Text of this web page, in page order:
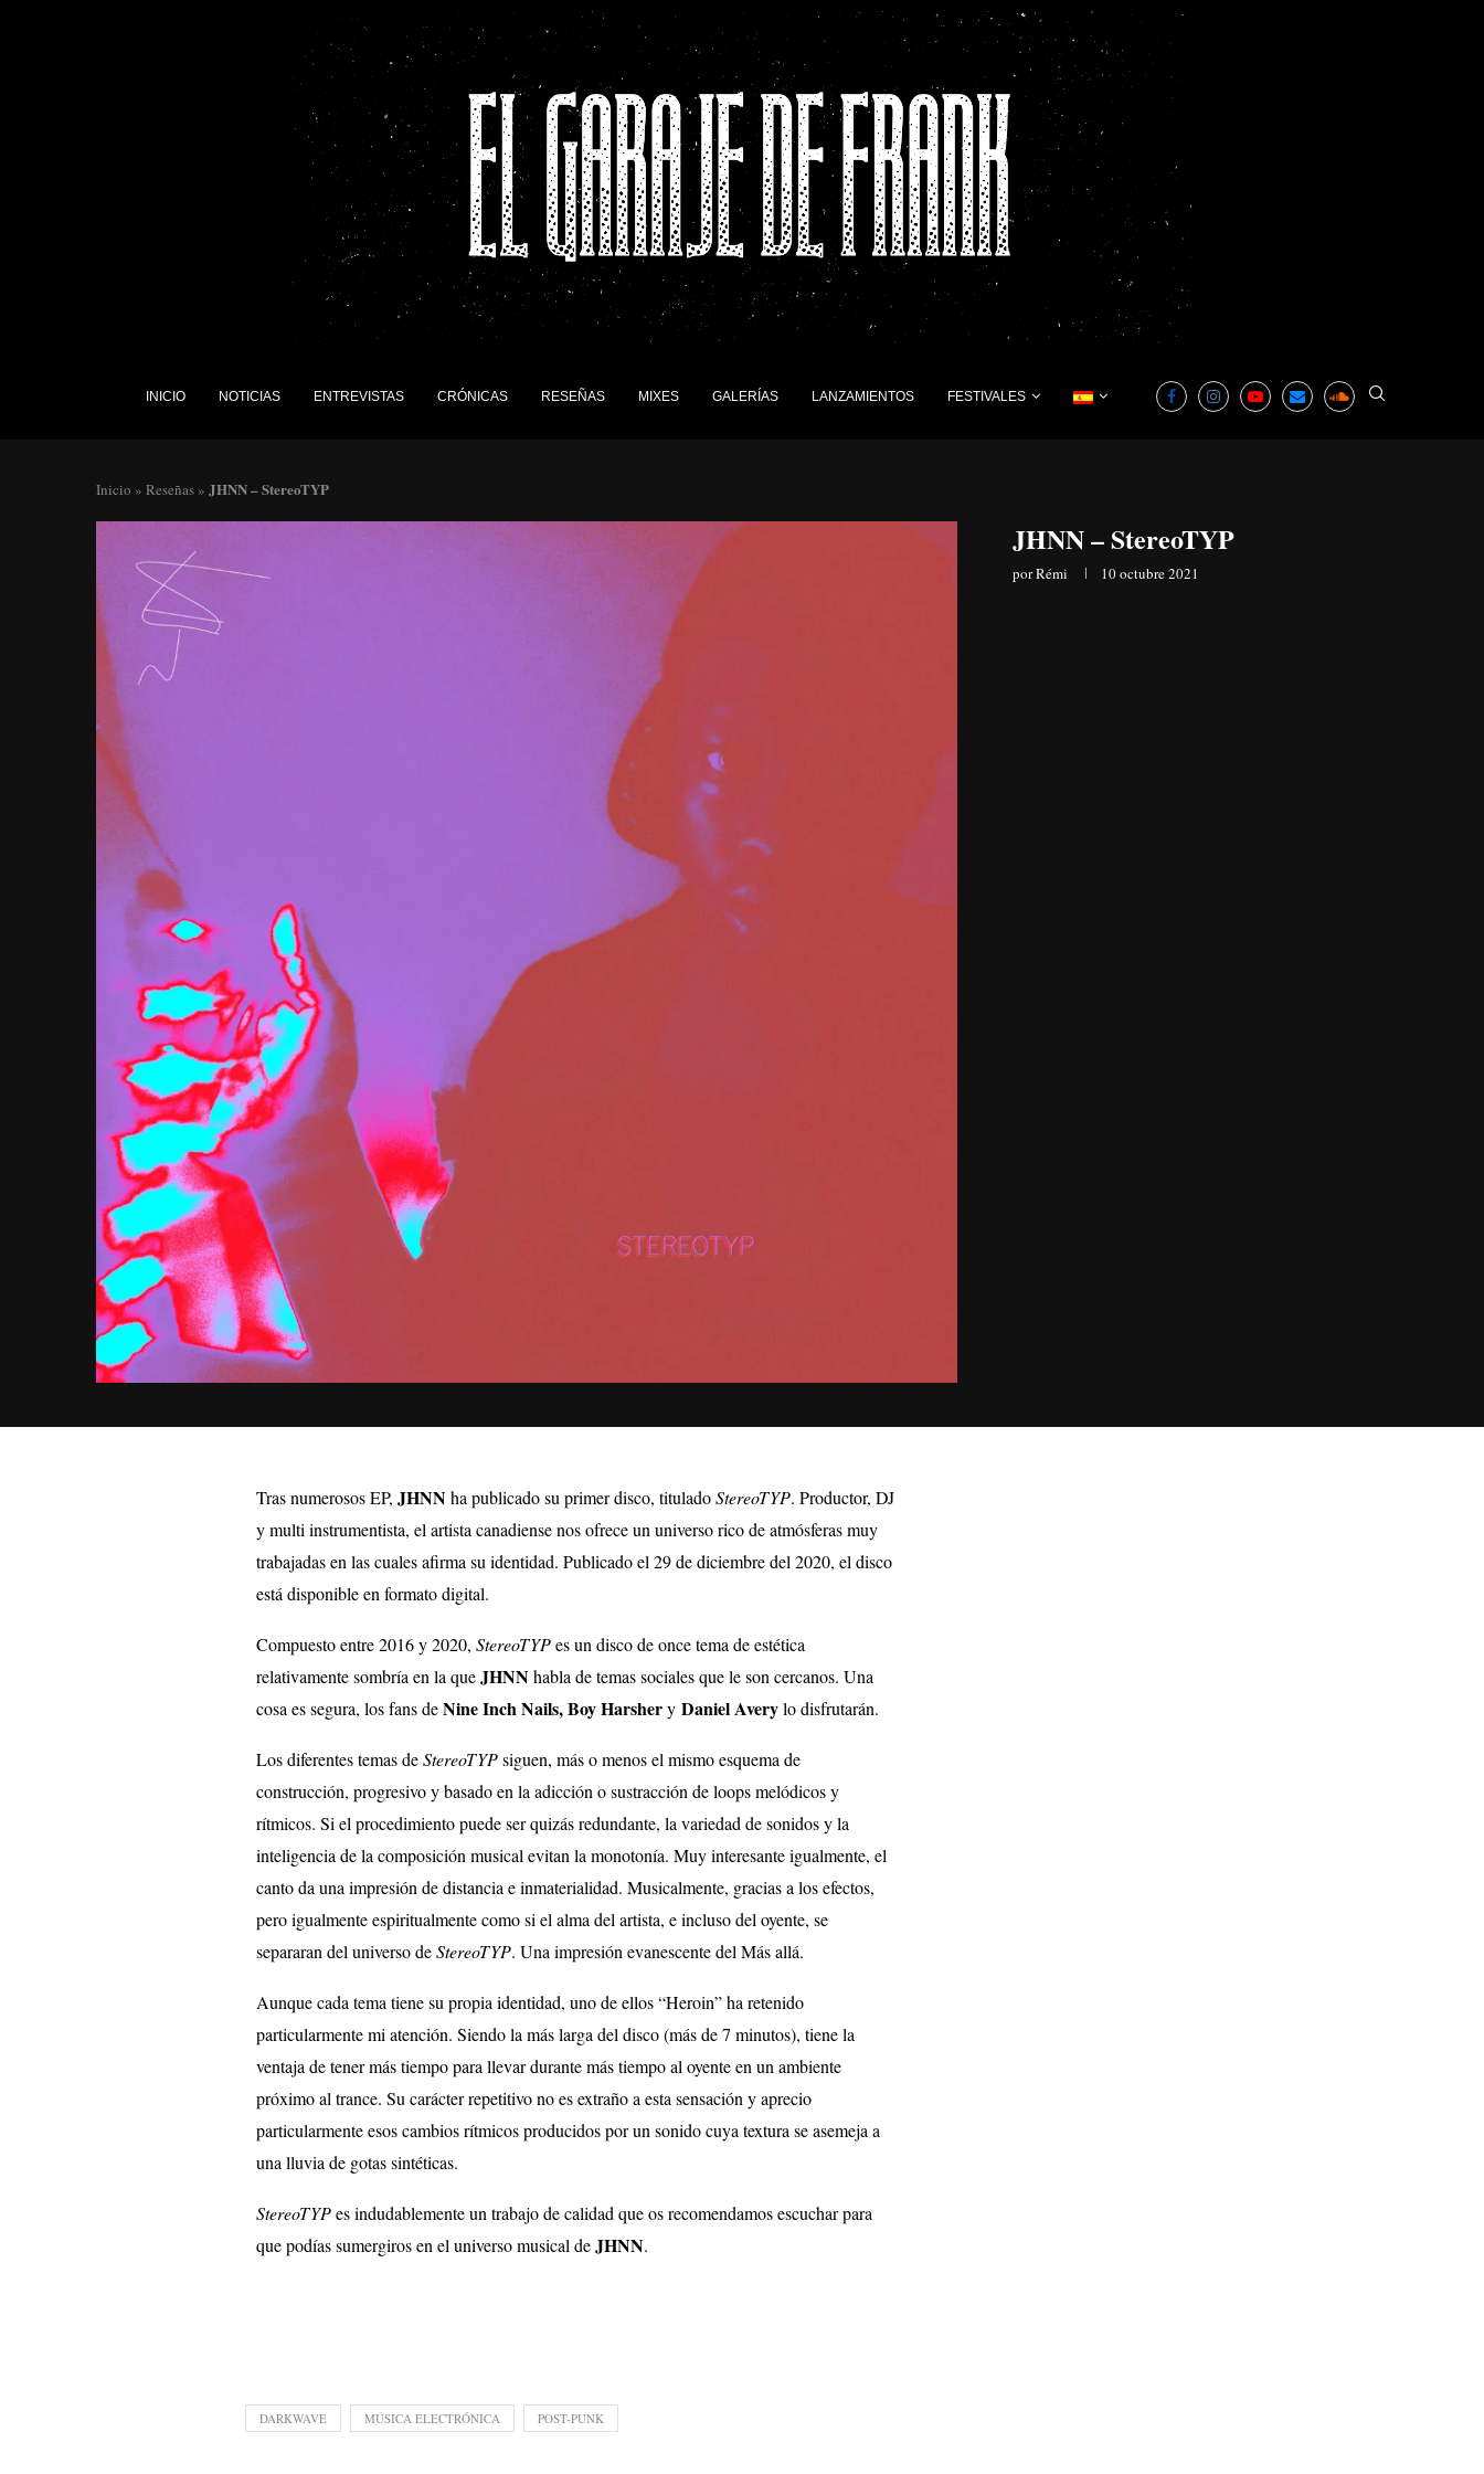
INICIO NOTICIAS ENTREVISTAS CRÓNICAS RESEÑAS MIXES GALERÍAS LANZAMIENTOS FESTIVALES
Inicio » Reseñas » JHNN – StereoTYP
JHNN – StereoTYP
porRémi 10 octubre 2021
Tras numerosos EP, JHNNha publicado su primer disco, tituladoStereoTYP. Productor, DJ
y multi instrumentista, el artista canadiense nos ofrece un universo rico de atmósferas muy
trabajadas en las cuales afirma su identidad. Publicado el 29 de diciembre del 2020, el disco
está disponible en formato digital.
Compuesto entre 2016 y 2020, StereoTYPes un disco de once tema de estética
relativamente sombría en la queJHNNhabla de temas sociales que le son cercanos. Una
cosa es segura, los fans deNine Inch Nails, Boy Harshery Daniel Averylo disfrutarán.
Los diferentes temas deStereoTYPsiguen, más o menos el mismo esquema de
construcción, progresivo y basado en la adicción o sustracción de loops melódicos y
rítmicos. Si el procedimiento puede ser quizás redundante, la variedad de sonidos y la
inteligencia de la composición musical evitan la monotonía. Muy interesante igualmente, el
canto da una impresión de distancia e inmaterialidad. Musicalmente, gracias a los efectos,
pero igualmente espiritualmente como si el alma del artista, e incluso del oyente, se
separaran del universo deStereoTYP. Una impresión evanescente del Más allá.
Aunque cada tema tiene su propia identidad, uno de ellos “Heroin” ha retenido
particularmente mi atención. Siendo la más larga del disco (más de 7 minutos), tiene la
ventaja de tener más tiempo para llevar durante más tiempo al oyente en un ambiente
próximo al trance. Su carácter repetitivo no es extraño a esta sensación y aprecio
particularmente esos cambios rítmicos producidos por un sonido cuya textura se asemeja a
una lluvia de gotas sintéticas.
StereoTYPes indudablemente un trabajo de calidad que os recomendamos escuchar para
que podías sumergiros en el universo musical deJHNN.
DARKWAVE MÚSICA ELECTRÓNICA POST-PUNK